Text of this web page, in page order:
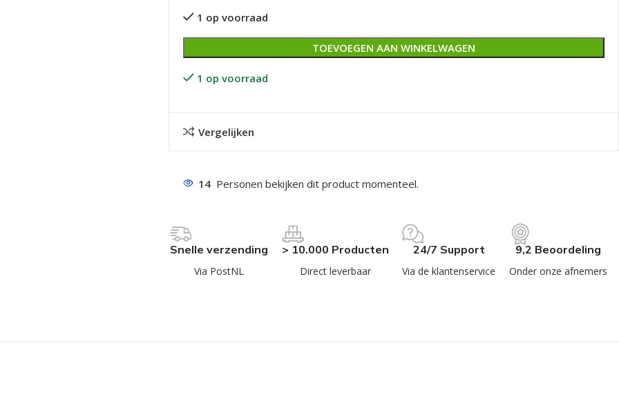
1 op voorraad
TOEVOEGEN AAN WINKELWAGEN
1 op voorraad
Vergelijken
14 Personen bekijken dit product momenteel.
Snelle verzending
Via PostNL
> 10.000 Producten
Direct leverbaar
24/7 Support
Via de klantenservice
9,2 Beoordeling
Onder onze afnemers